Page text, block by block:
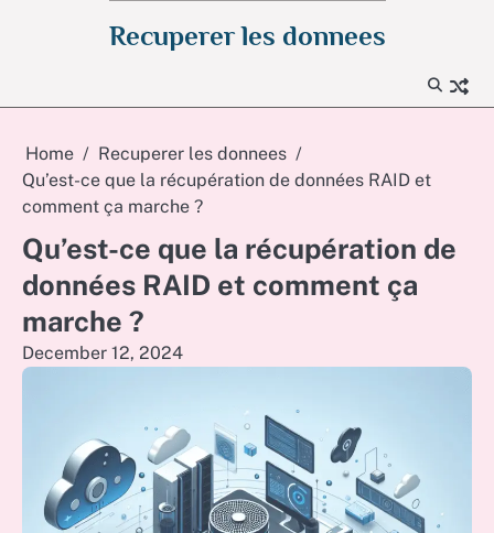
Recuperer les donnees
Home
Recuperer les donnees
Qu’est-ce que la récupération de données RAID et
comment ça marche ?
Qu’est-ce que la récupération de
données RAID et comment ça
marche ?
December 12, 2024